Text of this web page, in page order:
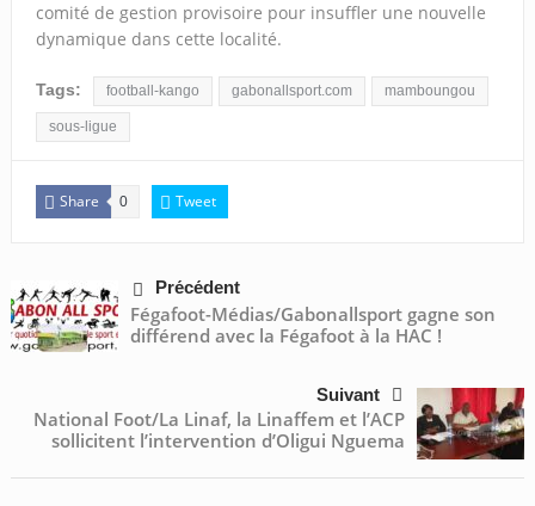
comité de gestion provisoire pour insuffler une nouvelle
dynamique dans cette localité.
Tags: football-kango gabonallsport.com mamboungou
sous-ligue
Share 0 Tweet
Précédent
Fégafoot-Médias/Gabonallsport gagne son
différend avec la Fégafoot à la HAC !
Suivant
National Foot/La Linaf, la Linaffem et l’ACP
sollicitent l’intervention d’Oligui Nguema